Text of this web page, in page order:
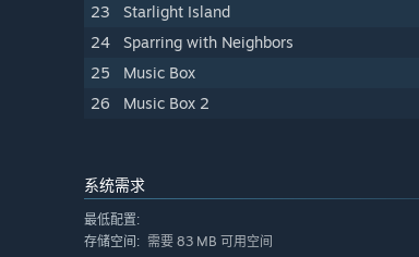
23
Starlight Island
24
Sparring with Neighbors
25
Music Box
26
Music Box 2
系统需求
最低配置:
存储空间: 需要 83 MB 可用空间